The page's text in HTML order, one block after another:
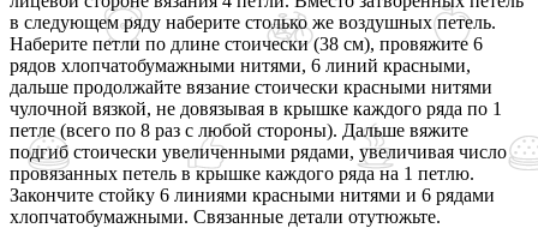
в следующем ряду наберите столько же воздушных петель.
Наберите петли по длине стоически (38 см), провяжите 6
рядов хлопчатобумажными нитями, 6 линий красными,
дальше продолжайте вязание стоически красными нитями
чулочной вязкой, не довязывая в крышке каждого ряда по 1
петле (всего по 8 раз с любой стороны). Дальше вяжите
подгиб стоически увеличенными рядами, увеличивая число
провязанных петель в крышке каждого ряда на 1 петлю.
Закончите стойку 6 линиями красными нитями и 6 рядами
хлопчатобумажными. Связанные детали отутюжьте.